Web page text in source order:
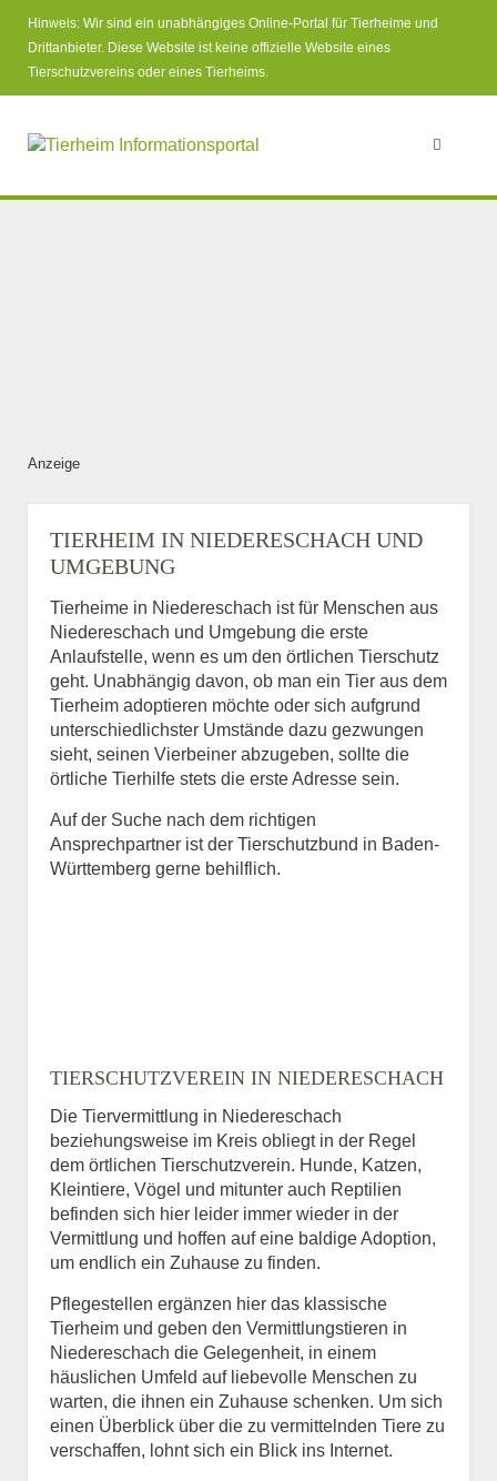
Hinweis: Wir sind ein unabhängiges Online-Portal für Tierheime und
Drittanbieter. Diese Website ist keine offizielle Website eines
Tierschutzvereins oder eines Tierheims.
Anzeige
TIERHEIM IN NIEDERESCHACH UND
UMGEBUNG
Tierheime in Niedereschach ist für Menschen aus
Niedereschach und Umgebung die erste
Anlaufstelle, wenn es um den örtlichen Tierschutz
geht. Unabhängig davon, ob man ein Tier aus dem
Tierheim adoptieren möchte oder sich aufgrund
unterschiedlichster Umstände dazu gezwungen
sieht, seinen Vierbeiner abzugeben, sollte die
örtliche Tierhilfe stets die erste Adresse sein.
Auf der Suche nach dem richtigen
Ansprechpartner ist der Tierschutzbund in Baden-
Württemberg gerne behilflich.
TIERSCHUTZVEREIN IN NIEDERESCHACH
Die Tiervermittlung in Niedereschach
beziehungsweise im Kreis obliegt in der Regel
dem örtlichen Tierschutzverein. Hunde, Katzen,
Kleintiere, Vögel und mitunter auch Reptilien
befinden sich hier leider immer wieder in der
Vermittlung und hoffen auf eine baldige Adoption,
um endlich ein Zuhause zu finden.
Pflegestellen ergänzen hier das klassische
Tierheim und geben den Vermittlungstieren in
Niedereschach die Gelegenheit, in einem
häuslichen Umfeld auf liebevolle Menschen zu
warten, die ihnen ein Zuhause schenken. Um sich
einen Überblick über die zu vermittelnden Tiere zu
verschaffen, lohnt sich ein Blick ins Internet.